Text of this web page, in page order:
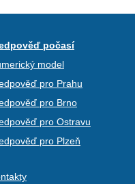
počasí
model
pro Prahu
pro Brno
pro Ostravu
pro Plzeň